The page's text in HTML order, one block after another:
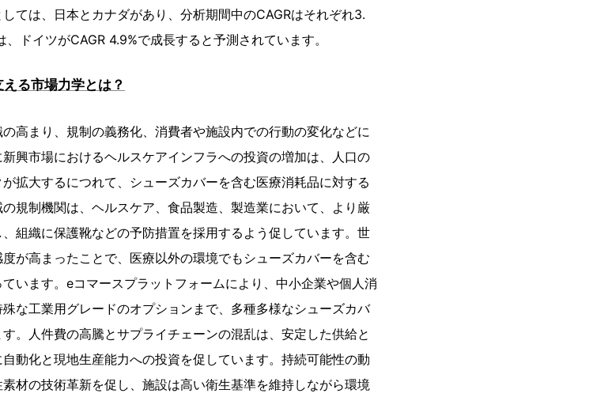
ては、日本とカナダがあり、分析期間中のCAGRはそれぞれ3.
ドイツがCAGR 4.9%で成長すると予測されています。
る市場力学とは？
高まり、規制の義務化、消費者や施設内での行動の変化などに
興市場におけるヘルスケアインフラへの投資の増加は、人口の
拡大するにつれて、シューズカバーを含む医療消耗品に対する
規制機関は、ヘルスケア、食品製造、製造業において、より厳
組織に保護靴などの予防措置を採用するよう促しています。世
が高まったことで、医療以外の環境でもシューズカバーを含む
います。eコマースプラットフォームにより、中小企業や個人消
な工業用グレードのオプションまで、多種多様なシューズカバ
。人件費の高騰とサプライチェーンの混乱は、安定した供給と
動化と現地生産能力への投資を促しています。持続可能性の動
材の技術革新を促し、施設は高い衛生基準を維持しながら環境